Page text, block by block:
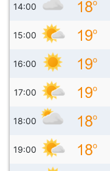
14:00
15:00
16:00
17:00
18:00
19:00